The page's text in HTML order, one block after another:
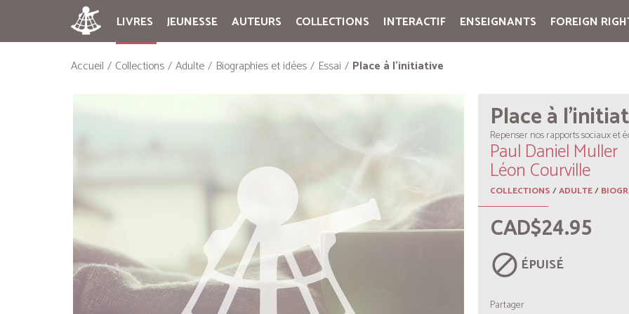
LIVRES JEUNESSE AUTEURS COLLECTIONS INTERACTIF ENSEIGNANTS FOREIGN
Accueil Collections Adulte Biographies et idées Essai Place à l’initiative
Place à
Repenser nos rapports sociaux et
Paul Daniel Muller
Léon Courville
COLLECTIONS/ADULTE/
CAD$24.95
block ÉPUISÉ
Partager